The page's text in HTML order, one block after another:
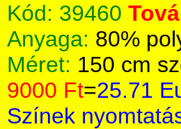
Kód: 39460
Anyaga: 80%
Méret: 150 cm
9000 Ft=25.71
Színek